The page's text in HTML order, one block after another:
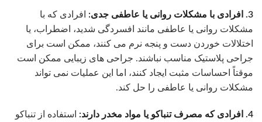
3. افرادی با مشکلات روانی یا عاطفی جدی:
افرادی که با
مشکلات روانی یا عاطفی مانند افسردگی شدید، اضطراب، یا
اختلالات خوردن دست و پنجه نرم می کنند، ممکن است برای
جراحی پلاستیک مناسب نباشند. جراحی های زیبایی ممکن است
موقتاً احساسات مثبت ایجاد کنند، اما این عملیات نمی تواند
مشکلات روانی یا عاطفی را حل کند.
4. افرادی که مصرف تنباکو یا مواد مخدر دارند:
استفاده از تنباکو